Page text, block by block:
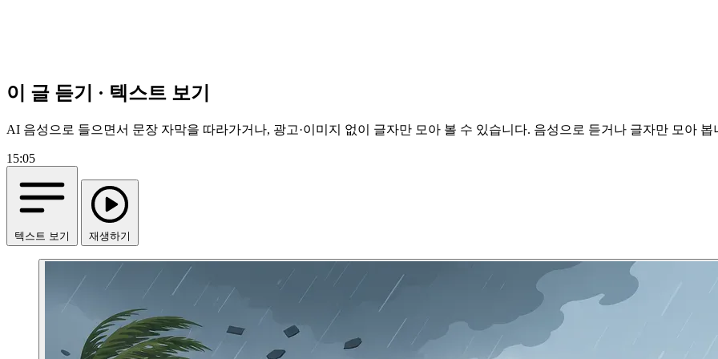
이 글 듣기 · 텍스트 보기
AI 음성으로 들으면서 문장 자막을 따라가거나, 광고·이미지 없이 글자만 모아 볼 수 있습니다. 음성으로 듣거나 글자만 모아 봅
15:05
텍스트 보기 재생하기